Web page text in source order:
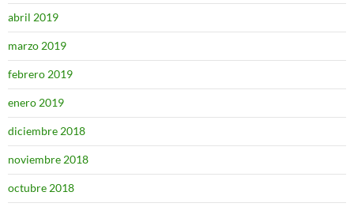
abril 2019
marzo 2019
febrero 2019
enero 2019
diciembre 2018
noviembre 2018
octubre 2018